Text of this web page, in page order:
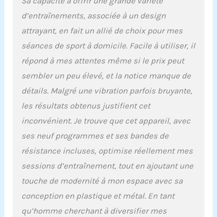
(20, 40, 80 vitesses) pour
la sélection, conçu pour
vos besoins pour
Choisissez votre mode
préféré pour optimiser
différentes positions
d'entraînement pour
sanguine de tout le
corps. Disponible pour
fesses, tonifier et
façonner la ligne. Points
stimule les pieds grâce à
l'aimant sur la surface de
la plaque vibrante,
effectue un drainage
lymphatique et un
d’entraînements, associée à un design
attrayant, en fait un allié de choix pour mes
séances de sport à domicile. Facile à utiliser, il
répond à mes attentes même si le prix peut
sembler un peu élevé, et la notice manque de
détails. Malgré une vibration parfois bruyante,
les résultats obtenus justifient cet
inconvénient. Je trouve que cet appareil, avec
ses neuf programmes et ses bandes de
résistance incluses, optimise réellement mes
sessions d’entraînement, tout en ajoutant une
touche de modernité à mon espace avec sa
conception en plastique et métal. En tant
qu’homme cherchant à diversifier mes